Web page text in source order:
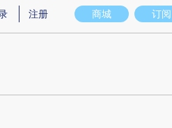
实意图存在偏差。不代表财新观点和立场
商城 订阅
注册